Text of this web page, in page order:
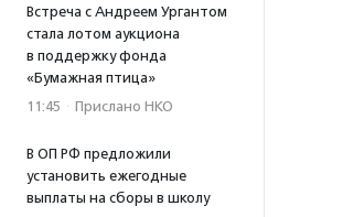
Встреча с Андреем Ургантом
стала лотом аукциона
в поддержку фонда
«Бумажная птица»
11:45 · Прислано НКО
В ОП РФ предложили
установить ежегодные
выплаты на сборы в школу